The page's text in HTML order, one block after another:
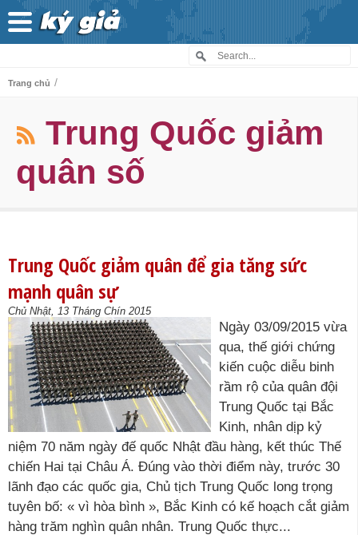
Trang chủ /
Trung Quốc giảm
quân số
Trung Quốc giảm quân để gia tăng sức
mạnh quân sự
Chủ Nhật, 13 Tháng Chín 2015
Ngày 03/09/2015 vừa
qua, thế giới chứng
kiến cuộc diễu binh
rầm rộ của quân đội
Trung Quốc tại Bắc
Kinh, nhân dịp kỷ
niệm 70 năm ngày đế quốc Nhật đầu hàng, kết thúc Thế
chiến Hai tại Châu Á. Đúng vào thời điểm này, trước 30
lãnh đạo các quốc gia, Chủ tịch Trung Quốc long trọng
tuyên bố: « vì hòa bình », Bắc Kinh có kế hoạch cắt giảm
hàng trăm nghìn quân nhân. Trung Quốc thực...